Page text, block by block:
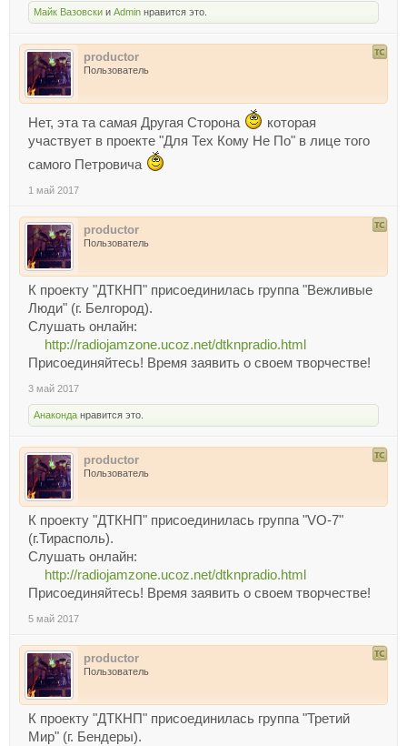
Майк Вазовски и Admin нравится это.
productor
Пользователь
Нет, эта та самая Другая Сторона
которая
участвует в проекте "Для Тех Кому Не По" в лице того
самого Петровича
1 май 2017
productor
Пользователь
К проекту "ДТКНП" присоединилась группа "Вежливые
Люди" (г. Белгород).
Слушать онлайн:
http://radiojamzone.ucoz.net/dtknpradio.html
Присоединяйтесь! Время заявить о своем творчестве!
3 май 2017
Анаконда нравится это.
productor
Пользователь
К проекту "ДТКНП" присоединилась группа "VO-7"
(г.Тирасполь).
Слушать онлайн:
http://radiojamzone.ucoz.net/dtknpradio.html
Присоединяйтесь! Время заявить о своем творчестве!
5 май 2017
productor
Пользователь
К проекту "ДТКНП" присоединилась группа "Третий
Мир" (г. Бендеры).